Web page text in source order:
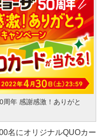
年 感謝感激！ありがと
名にオリジナルQUOカー